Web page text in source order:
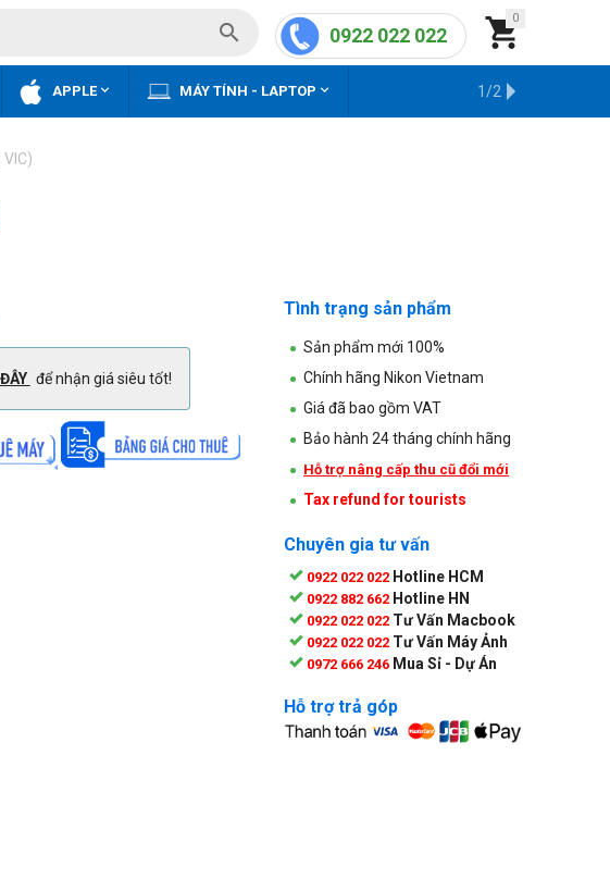
0

0922 022 022

APPLE MÁY TÍNH - LAPTOP  KHO HÀNG CŨ
1/2
để nhận giá siêu tốt!
Tình trạng sản phẩm
Sản phẩm mới 100%
Chính hãng Nikon Vietnam
Giá đã bao gồm VAT
Bảo hành 24 tháng chính hãng
Hỗ trợ nâng cấp thu cũ đổi mới
Tax refund for tourists
Chuyên gia tư vấn
0922 022 022 Hotline HCM
0922 882 662 Hotline HN
0922 022 022 Tư Vấn Macbook
0922 022 022 Tư Vấn Máy Ảnh
0972 666 246 Mua Sỉ - Dự Án
Hỗ trợ trả góp